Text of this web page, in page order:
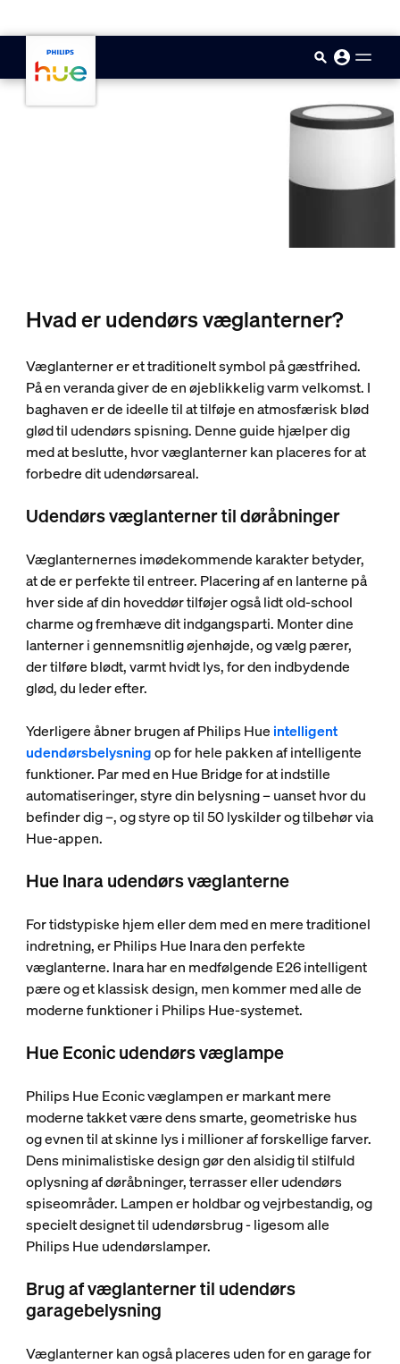
Hvad er udendørs væglanterner?
Væglanterner er et traditionelt symbol på gæstfrihed.
På en veranda giver de en øjeblikkelig varm velkomst. I
baghaven er de ideelle til at tilføje en atmosfærisk blød
glød til udendørs spisning. Denne guide hjælper dig
med at beslutte, hvor væglanterner kan placeres for at
forbedre dit udendørsareal.
Udendørs væglanterner til døråbninger
Væglanternernes imødekommende karakter betyder,
at de er perfekte til entreer. Placering af en lanterne på
hver side af din hoveddør tilføjer også lidt old-school
charme og fremhæve dit indgangsparti. Monter dine
lanterner i gennemsnitlig øjenhøjde, og vælg pærer,
der tilføre blødt, varmt hvidt lys, for den indbydende
glød, du leder efter.
Yderligere åbner brugen af Philips Hue intelligent
udendørsbelysningop for hele pakken af intelligente
funktioner. Par med en Hue Bridge for at indstille
automatiseringer, styre din belysning – uanset hvor du
befinder dig –, og styre op til 50 lyskilder og tilbehør via
Hue-appen.
Hue Inara udendørs væglanterne
For tidstypiske hjem eller dem med en mere traditionel
indretning, er Philips Hue Inara den perfekte
væglanterne. Inara har en medfølgende E26 intelligent
pære og et klassisk design, men kommer med alle de
moderne funktioner i Philips Hue-systemet.
Hue Econic udendørs væglampe
Philips Hue Econic væglampen er markant mere
moderne takket være dens smarte, geometriske hus
og evnen til at skinne lys i millioner af forskellige farver.
Dens minimalistiske design gør den alsidig til stilfuld
oplysning af døråbninger, terrasser eller udendørs
spiseområder. Lampen er holdbar og vejrbestandig, og
specielt designet til udendørsbrug - ligesom alle
Philips Hue udendørslamper.
Brug af væglanterner til udendørs
garagebelysning
Væglanterner kan også placeres uden for en garage for